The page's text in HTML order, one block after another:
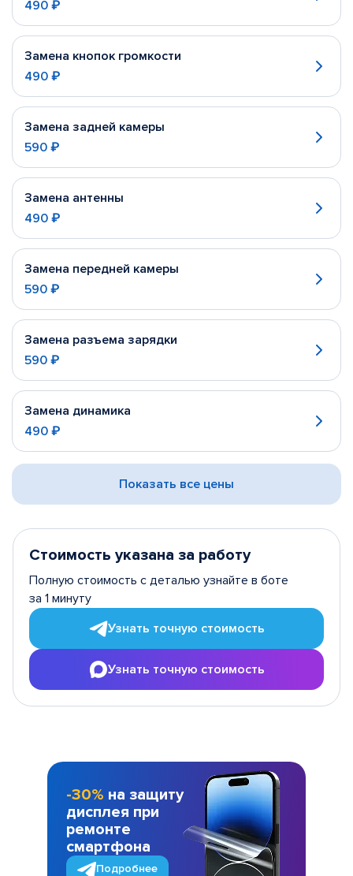
490 ₽
Замена кнопок громкости
490 ₽
Замена задней камеры
590 ₽
Замена антенны
490 ₽
Замена передней камеры
590 ₽
Замена разъема зарядки
590 ₽
Замена динамика
490 ₽
Показать все цены
Стоимость указана за работу
Полную стоимость с деталью узнайте в боте
за 1 минуту
Узнать точную стоимость
Узнать точную стоимость
-30% на защиту
дисплея при
ремонте
смартфона
Подробнее